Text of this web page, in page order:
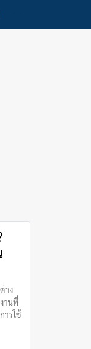
าง
านที่
ารใช้